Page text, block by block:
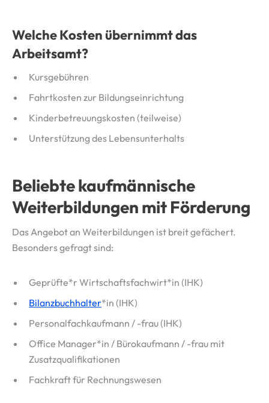
Welche Kosten übernimmt das
Arbeitsamt?
Kursgebühren
Fahrtkosten zur Bildungseinrichtung
Kinderbetreuungskosten (teilweise)
Unterstützung des Lebensunterhalts
Beliebte kaufmännische
Weiterbildungen mit Förderung
Das Angebot an Weiterbildungen ist breit gefächert.
Besonders gefragt sind:
Geprüfte*r Wirtschaftsfachwirt*in (IHK)
Bilanzbuchhalter*in (IHK)
Personalfachkaufmann / -frau (IHK)
Office Manager*in / Bürokaufmann / -frau mit
Zusatzqualifikationen
Fachkraft für Rechnungswesen